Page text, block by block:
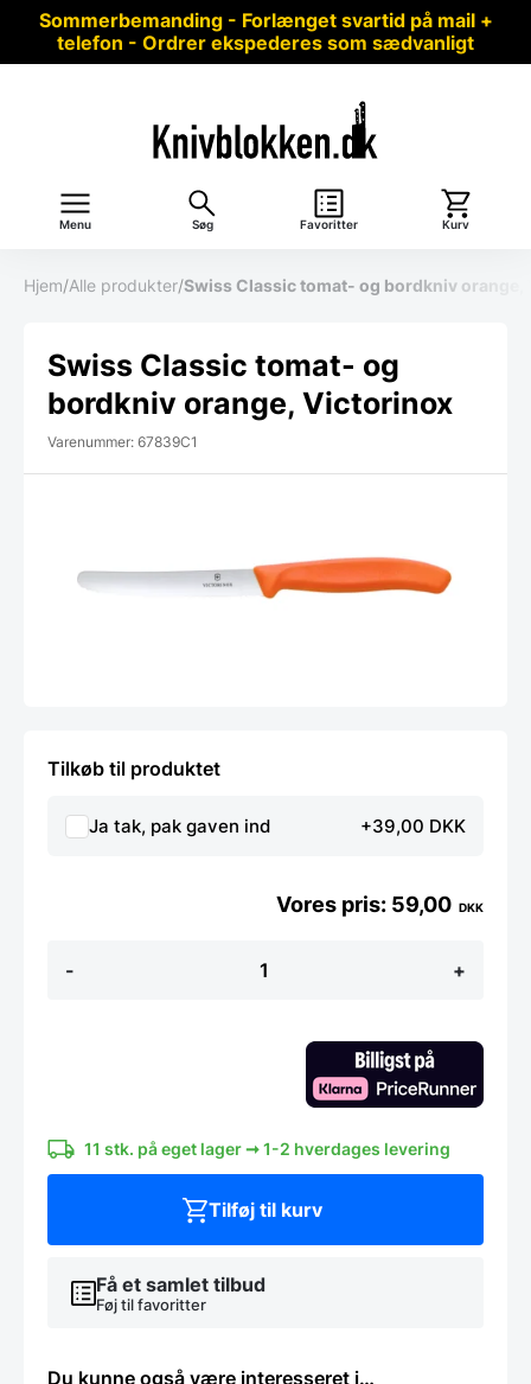
Sommerbemanding - Forlænget svartid på mail +
telefon - Ordrer ekspederes som sædvanligt
Menu Søg Favoritter Kurv
Hjem/Alle produkter/Swiss Classic tomat- og bordkniv orange,
Swiss Classic tomat- og
bordkniv orange, Victorinox
Varenummer: 67839C1
Tilkøb til produktet
Ja tak, pak gaven ind +39,00 DKK
-
Classic
+
59,00 DKK
11 stk. på eget lager ➞ 1-2 hverdages levering
Få et samlet tilbud
Føj til favoritter
Tilføj til kurv
Du kunne også være interesseret i…